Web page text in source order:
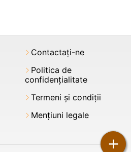
+
Contactați-ne
Politica de
confidențialitate
Termeni şi condiții
Mențiuni legale